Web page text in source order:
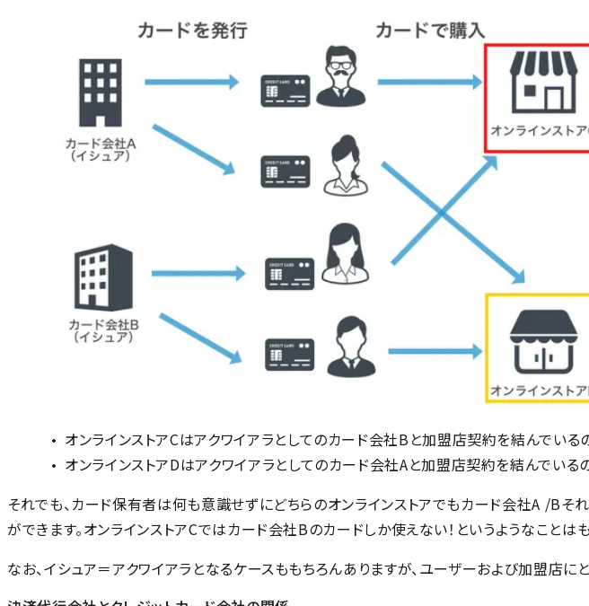
オンラインストアCはアクワイアラとしてのカード会社Bと加盟店契約を結んでいる
オンラインストアDはアクワイアラとしてのカード会社Aと加盟店契約を結んでいる
それでも、カード保有者は何も意識せずにどちらのオンラインストアでもカード会社A /Bそ
ができます。オンラインストアCではカード会社Bのカードしか使えない！というようなことは
なお、イシュア＝アクワイアラとなるケースももちろんありますが、ユーザーおよび加盟店に